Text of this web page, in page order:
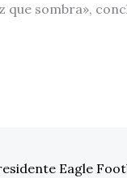
que sombra»,
Eagle